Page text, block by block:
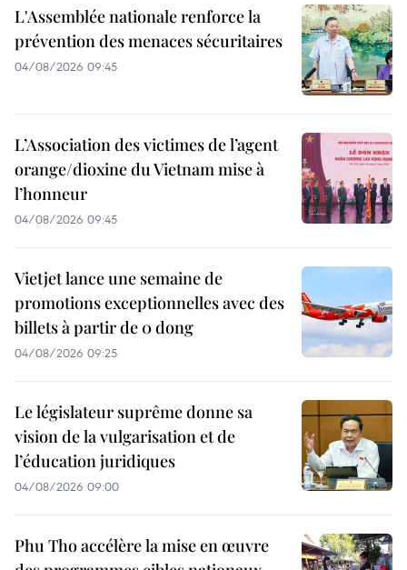
L'Assemblée nationale renforce la
prévention des menaces sécuritaires
04/08/2026 09:45
L’Association des victimes de l’agent
orange/dioxine du Vietnam mise à
l’honneur
04/08/2026 09:45
Vietjet lance une semaine de
promotions exceptionnelles avec des
billets à partir de 0 dong
04/08/2026 09:25
Le législateur suprême donne sa
vision de la vulgarisation et de
l’éducation juridiques
04/08/2026 09:00
Phu Tho accélère la mise en œuvre